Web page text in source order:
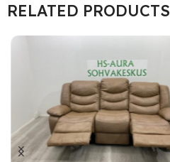
RELATED PRODUCTS